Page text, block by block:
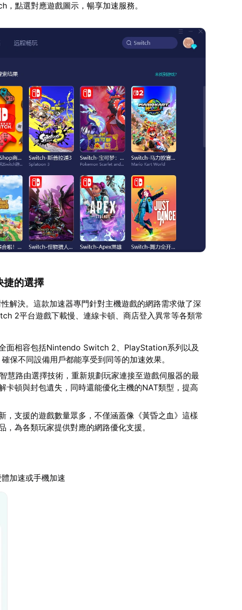
點選對應遊戲圖示，暢享加速服務。
捷的選擇
解決。這款加速器專門針對主機遊戲的網路需求做了深
2平台遊戲下載慢、連線卡頓、商店登入異常等各類常
全面相容包括Nintendo Switch 2、PlayStation系列以及
保不同設備用戶都能享受到同等的加速效果。
智慧路由選擇技術，重新規劃玩家連接至遊戲伺服器的最
卡頓與封包遺失，同時還能優化主機的NAT類型，提高
，支援的遊戲數量眾多，不僅涵蓋像《黃昏之血》這樣
，為各類玩家提供對應的網路優化支援。
加速或手機加速